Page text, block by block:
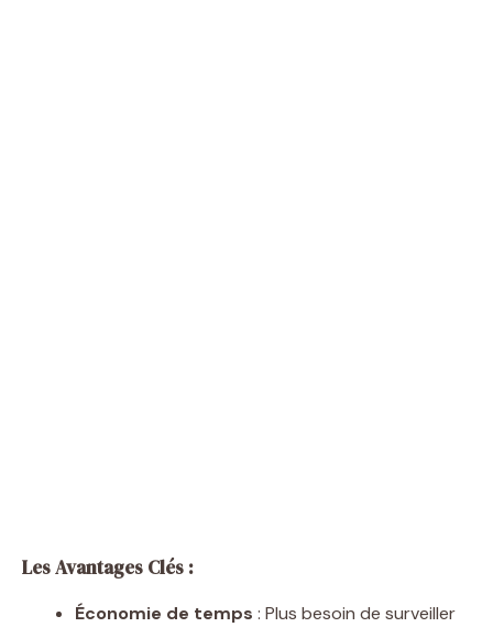
Les Avantages Clés :
Économie de temps : Plus besoin de surveiller